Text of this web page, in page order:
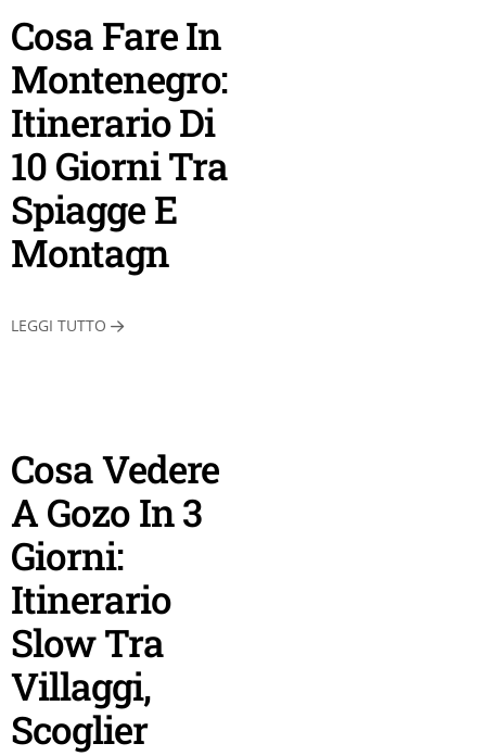
Cosa Fare In
Montenegro:
Itinerario Di
10 Giorni Tra
Spiagge E
Montagn
LEGGI TUTTO
Cosa Vedere
A Gozo In 3
Giorni:
Itinerario
Slow Tra
Villaggi,
Scoglier